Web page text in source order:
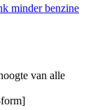
minder benzine
van alle